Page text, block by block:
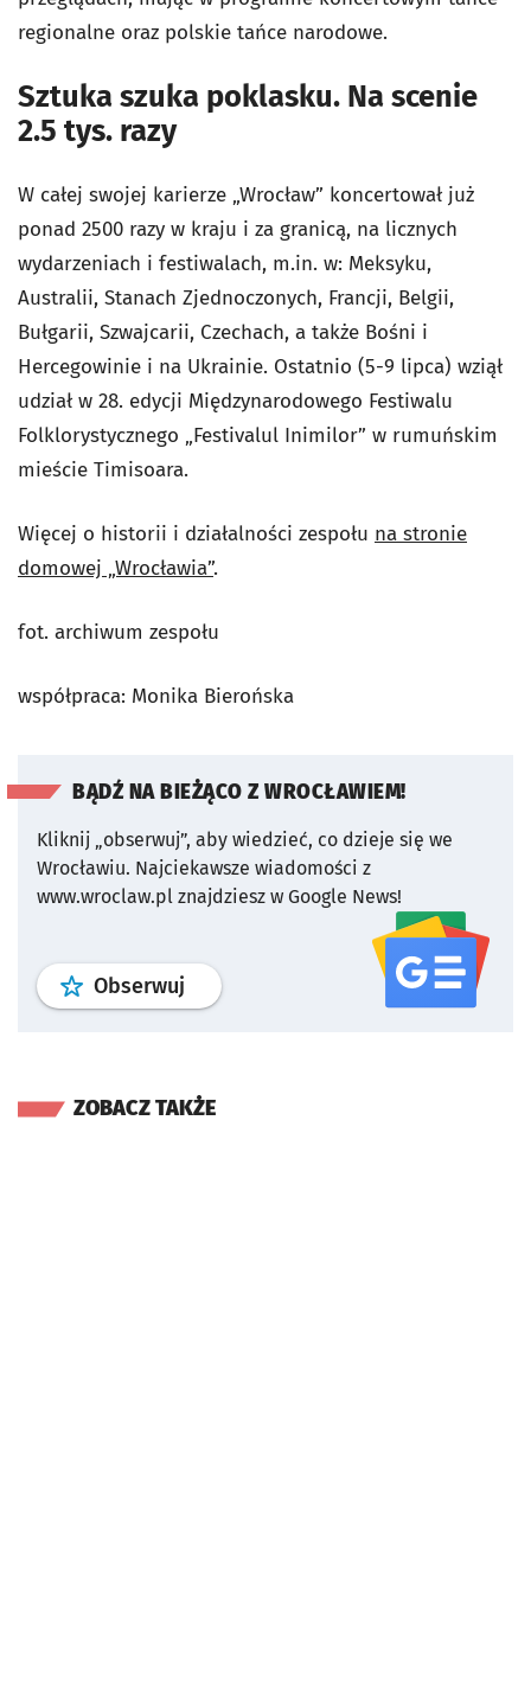
regionalne oraz polskie tańce narodowe.
Sztuka szuka poklasku. Na scenie
2.5 tys. razy
W całej swojej karierze „Wrocław” koncertował już
ponad 2500 razy w kraju i za granicą, na licznych
wydarzeniach i festiwalach, m.in. w: Meksyku,
Australii, Stanach Zjednoczonych, Francji, Belgii,
Bułgarii, Szwajcarii, Czechach, a także Bośni i
Hercegowinie i na Ukrainie. Ostatnio (5-9 lipca) wziął
udział w 28. edycji Międzynarodowego Festiwalu
Folklorystycznego „Festivalul Inimilor” w rumuńskim
mieście Timisoara.
Więcej o historii i działalności zespołu na stronie
domowej „Wrocławia”.
fot. archiwum zespołu
współpraca: Monika Bierońska
BĄDŹ NA BIEŻĄCO Z WROCŁAWIEM!
Kliknij „obserwuj”, aby wiedzieć, co dzieje się we
Wrocławiu. Najciekawsze wiadomości z
www.wroclaw.pl znajdziesz w Google News!
Obserwuj profil serwisu
ZOBACZ TAKŻE